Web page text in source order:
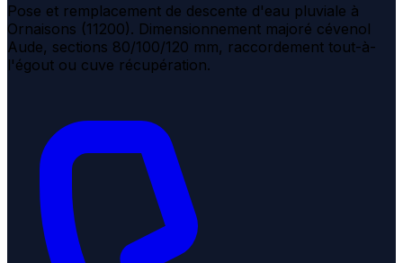
Pose et remplacement de descente d'eau pluviale à
Ornaisons (11200). Dimensionnement majoré cévenol
Aude, sections 80/100/120 mm, raccordement tout-à-
l'égout ou cuve récupération.